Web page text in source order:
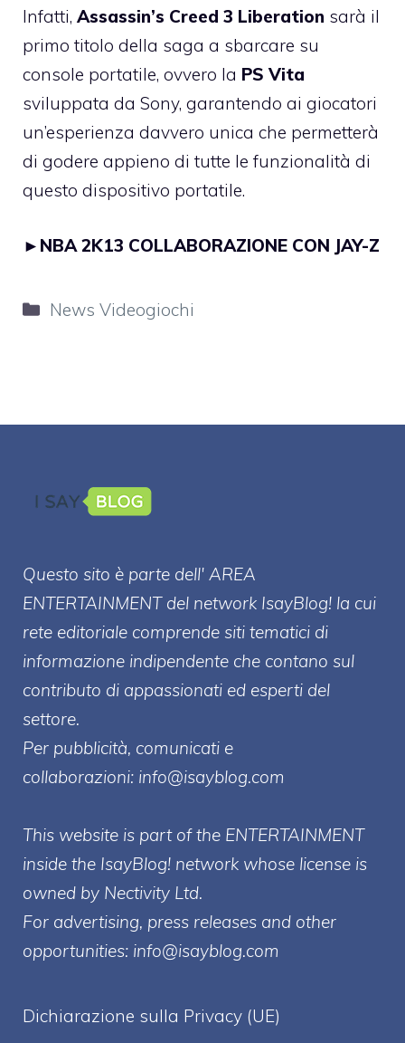
Infatti, Assassin’s Creed 3 Liberation sarà il
primo titolo della saga a sbarcare su
console portatile, ovvero la PS Vita
sviluppata da Sony, garantendo ai giocatori
un’esperienza davvero unica che permetterà
di godere appieno di tutte le funzionalità di
questo dispositivo portatile.
► NBA 2K13 COLLABORAZIONE CON JAY-Z
Categorie
News Videogiochi
Questo sito è parte dell' AREA
ENTERTAINMENT del network IsayBlog! la cui
rete editoriale comprende siti tematici di
informazione indipendente che contano sul
contributo di appassionati ed esperti del
settore.
Per pubblicità, comunicati e
collaborazioni: info@isayblog.com
This website is part of the ENTERTAINMENT
inside the IsayBlog! network whose license is
owned by Nectivity Ltd.
For advertising, press releases and other
opportunities: info@isayblog.com
Dichiarazione sulla Privacy (UE)